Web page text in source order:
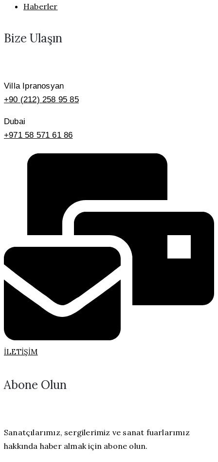
Haberler
Bize Ulaşın
Villa Ipranosyan
+90 (212) 258 95 85
Dubai
+971 58 571 61 86
İLETIŞIM
Abone Olun
Sanatçılarımız, sergilerimiz ve sanat fuarlarımız
hakkında haber almak için abone olun.